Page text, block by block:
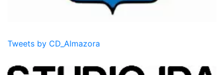
Tweets by CD_Almazora